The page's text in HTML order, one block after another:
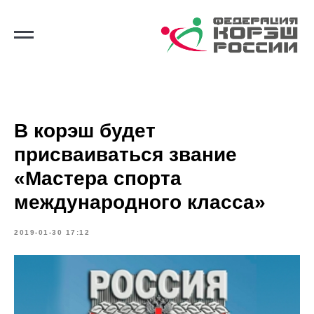
В корэш будет
присваиваться звание
«Мастера спорта
международного класса»
2019-01-30 17:12